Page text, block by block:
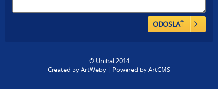
ODOSLAŤ
© Unihal 2014
Created byArtWeby | Powered byArtCMS